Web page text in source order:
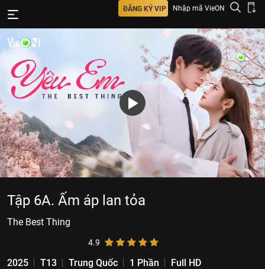
ĐĂNG KÝ VIP Nhập mã VieON
Tập 6A. Ấm áp lan tỏa
The Best Thing
4.9
2025 T13 Trung Quốc 1 Phần
Full HD